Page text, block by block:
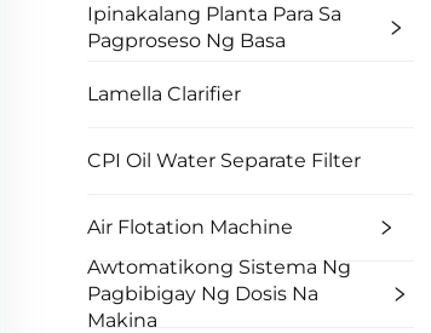
Ipinakalang Planta Para Sa
Pagproseso Ng Basa
Lamella Clarifier
CPI Oil Water Separate Filter
Air Flotation Machine
Awtomatikong Sistema Ng
Pagbibigay Ng Dosis Na
Makina